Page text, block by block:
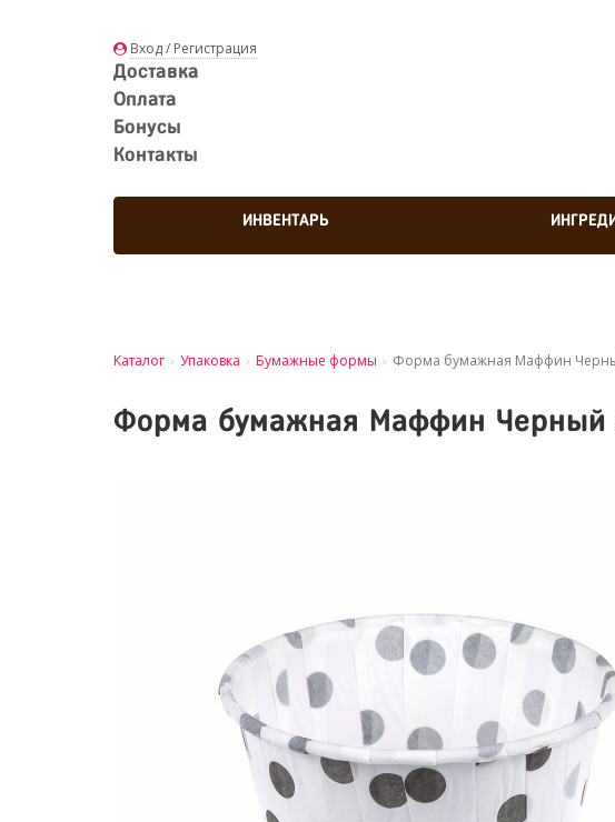
Вход / Регистрация
Доставка
Оплата
Бонусы
Контакты
ИНВЕНТАРЬ
Каталог Упаковка Бумажные формы Форма бумажная Маффин
Форма бумажная Маффин Черный